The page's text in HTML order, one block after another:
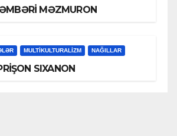
MƏZMURON
MULTIKULTURALIZM NAĞILLAR
SIXANON